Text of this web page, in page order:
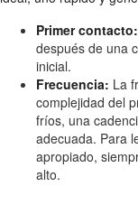
Primer contacto:
después de una
inicial.
Frecuencia: La
complejidad del
fríos, una
adecuada. Para
apropiado,
alto.